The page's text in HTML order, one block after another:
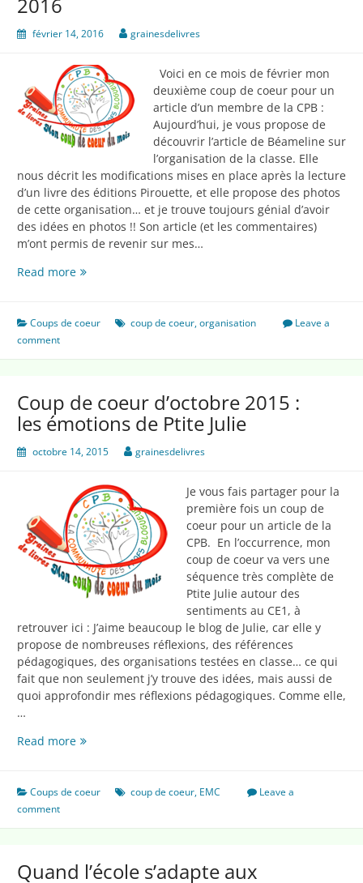
février 14, 2016 grainesdelivres
Voici en ce mois de février mon
deuxième coup de coeur pour un
article d’un membre de la CPB :
Aujourd’hui, je vous propose de
découvrir l’article de Béameline sur
l’organisation de la classe. Elle
nous décrit les modifications mises en place après la lecture
d’un livre des éditions Pirouette, et elle propose des photos
de cette organisation… et je trouve toujours génial d’avoir
des idées en photos !! Son article (et les commentaires)
m’ont permis de revenir sur mes…
Read moreMes
coeur
février
Coups de coeur coup de coeur,organisation
Leave a
comment
Coup de coeur d’octobre 2015 :
les émotions de Ptite Julie
octobre 14, 2015 grainesdelivres
Je vous fais partager pour la
première fois un coup de
coeur pour un article de la
CPB. En l’occurrence, mon
coup de coeur va vers une
séquence très complète de
Ptite Julie autour des
sentiments au CE1, à
retrouver ici : J’aime beaucoup le blog de Julie, car elle y
propose de nombreuses réflexions, des références
pédagogiques, des organisations testées en classe… ce qui
fait que non seulement j’y trouve des idées, mais aussi de
quoi approfondir mes réflexions pédagogiques. Comme elle,
…
Read moreCoup
d’octobre
:
de
Coups de coeur coup de coeur, EMC
Leave a
comment
Quand l’école s’adapte aux